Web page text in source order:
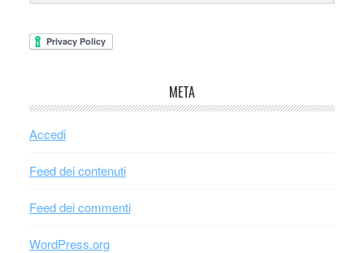
META
Accedi
Feed dei contenuti
Feed dei commenti
WordPress.org